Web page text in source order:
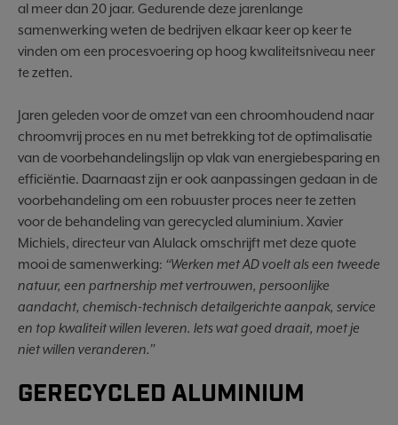
al meer dan 20 jaar. Gedurende deze jarenlange
samenwerking weten de bedrijven elkaar keer op keer te
vinden om een procesvoering op hoog kwaliteitsniveau neer
te zetten.
Jaren geleden voor de omzet van een chroomhoudend naar
chroomvrij proces en nu met betrekking tot de optimalisatie
van de voorbehandelingslijn op vlak van energiebesparing en
efficiëntie. Daarnaast zijn er ook aanpassingen gedaan in de
voorbehandeling om een robuuster proces neer te zetten
voor de behandeling van gerecycled aluminium. Xavier
Michiels, directeur van Alulack omschrijft met deze quote
mooi de samenwerking: “Werken met AD voelt als een tweede
natuur, een partnership met vertrouwen, persoonlijke
aandacht, chemisch-technisch detailgerichte aanpak, service
en top kwaliteit willen leveren. Iets wat goed draait, moet je
niet willen veranderen.”
GERECYCLED ALUMINIUM